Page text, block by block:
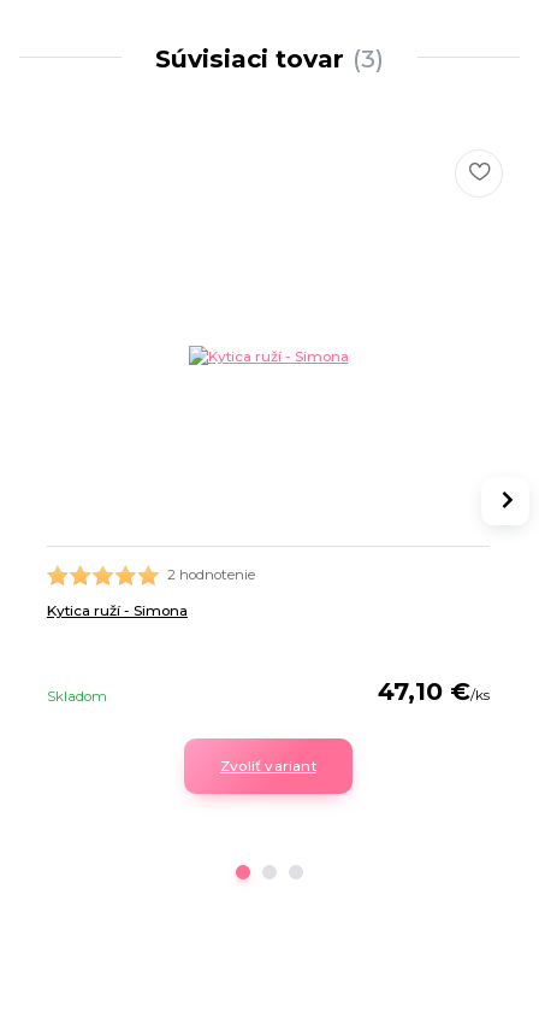
Súvisiaci tovar 3
2 hodnotenie
Kytica ruží - Simona
47,10 €/ks
Skladom
Zvoliť variant